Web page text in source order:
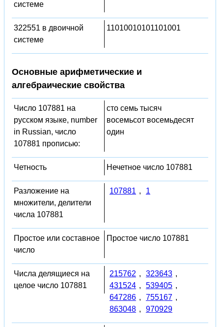
системе
322551 в двоичной
системе
11010010101101001
Основные арифметические и
алгебраические свойства
Число 107881 на
русском языке, number
in Russian, число
107881 прописью:
сто семь тысяч
восемьсот восемьдесят
один
Четность Нечетное число 107881
Разложение на
множители, делители
числа 107881
107881 , 1
Простое или составное
число
Простое число 107881
Числа делящиеся на
целое число 107881
215762 , 323643 ,
431524 , 539405 ,
647286 , 755167 ,
863048 , 970929